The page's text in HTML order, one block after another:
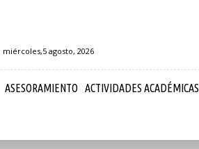
miércoles,5 agosto, 2026
ASESORAMIENTO ACTIVIDADES ACADÉMICAS